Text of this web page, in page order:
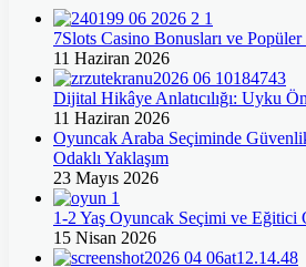
7Slots Casino Bonusları ve
11 Haziran 2026
Dijital Hikâye Anlatıcılığı: Uyku
11 Haziran 2026
Oyuncak Araba Seçiminde
Odaklı Yaklaşım
23 Mayıs 2026
1-2 Yaş Oyuncak Seçimi ve Eğitici
15 Nisan 2026